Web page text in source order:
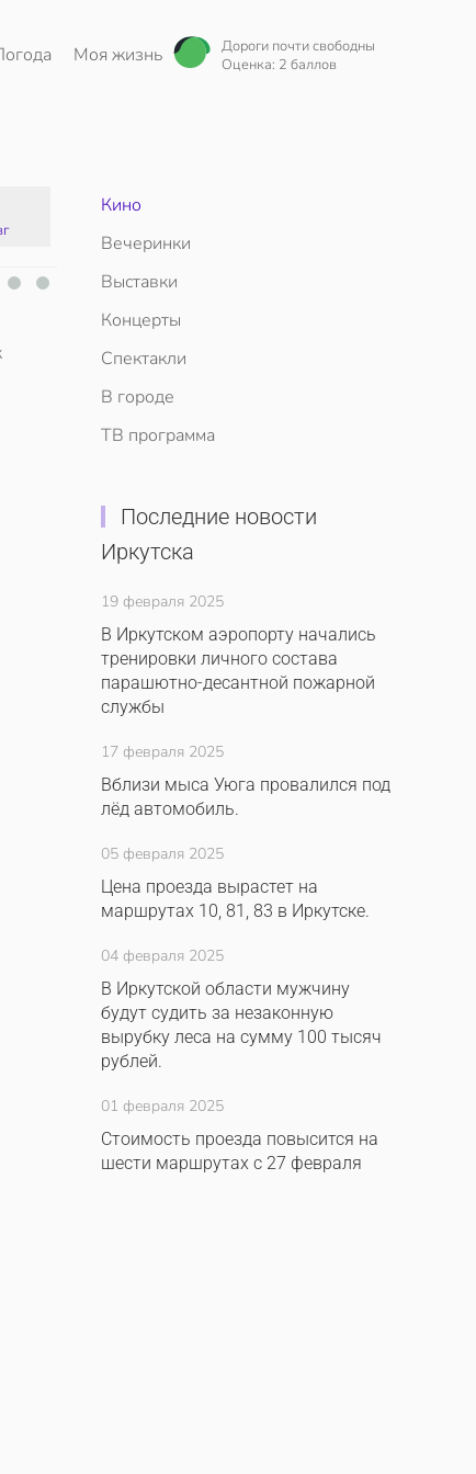
Моя жизнь
Дороги почти свободны
Оценка: 2 баллов
Чт
Кино
Вечеринки
Выставки
Концерты
Спектакли
В городе
ТВ программа
Последние новости
Иркутска
19 февраля 2025
В Иркутском аэропорту начались
тренировки личного состава
парашютно-десантной пожарной
службы
17 февраля 2025
Вблизи мыса Уюга провалился под
лёд автомобиль.
05 февраля 2025
Цена проезда вырастет на
маршрутах 10, 81, 83 в Иркутске.
04 февраля 2025
В Иркутской области мужчину
будут судить за незаконную
вырубку леса на сумму 100 тысяч
рублей.
01 февраля 2025
Стоимость проезда повысится на
шести маршрутах с 27 февраля